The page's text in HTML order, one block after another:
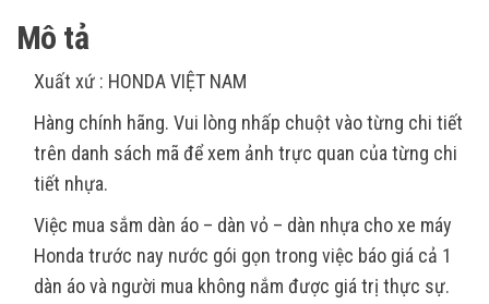
Mô tả
Xuất xứ : HONDA VIỆT NAM
Hàng chính hãng. Vui lòng nhấp chuột vào từng chi tiết
trên danh sách mã để xem ảnh trực quan của từng chi
tiết nhựa.
Việc mua sắm dàn áo – dàn vỏ – dàn nhựa cho xe máy
Honda trước nay nước gói gọn trong việc báo giá cả 1
dàn áo và người mua không nắm được giá trị thực sự.